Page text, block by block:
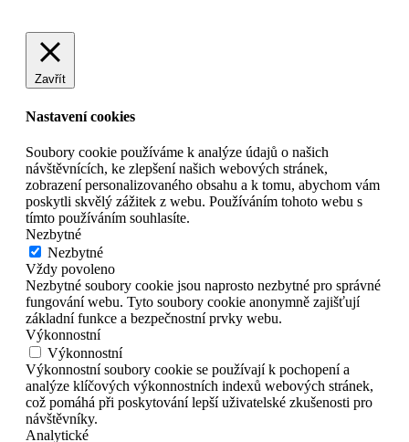
Zavřít
Nastavení cookies
Soubory cookie používáme k analýze údajů o našich
návštěvnících, ke zlepšení našich webových stránek,
zobrazení personalizovaného obsahu a k tomu, abychom vám
poskytli skvělý zážitek z webu. Používáním tohoto webu s
tímto používáním souhlasíte.
Nezbytné
Nezbytné
Vždy povoleno
Nezbytné soubory cookie jsou naprosto nezbytné pro správné
fungování webu. Tyto soubory cookie anonymně zajišťují
základní funkce a bezpečnostní prvky webu.
Výkonnostní
Výkonnostní
Výkonnostní soubory cookie se používají k pochopení a
analýze klíčových výkonnostních indexů webových stránek,
což pomáhá při poskytování lepší uživatelské zkušenosti pro
návštěvníky.
Analytické